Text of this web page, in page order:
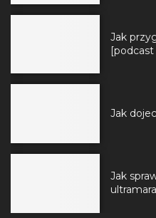
Jak
[podcast
Jak
Jak